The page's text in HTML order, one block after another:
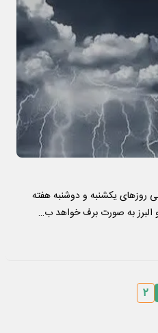
روزهای یکشنبه و دوشنبه هفته
البرز به صورت برف خواهد ب…
۲